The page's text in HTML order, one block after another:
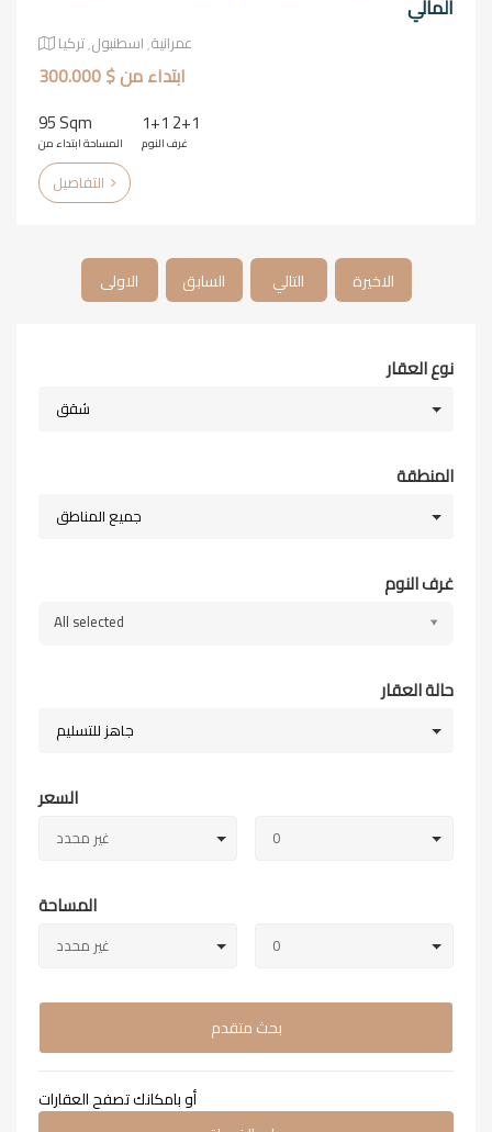
المالي
عمرانية٬ اسطنبول٬ تركيا
ابتداء من $ 300.000
95 Sqm
المساحة ابتداء من
1+1 2+1
غرف النوم
الاولى السابق التالي الاخيرة
نوع العقار
شقق
المنطقة
جميع المناطق
غرف النوم
All selected
حالة العقار
جاهز للتسليم
السعر
0 غير محدد
المساحة
0 غير محدد
بحث متقدم
أو بامكانك تصفح العقارات